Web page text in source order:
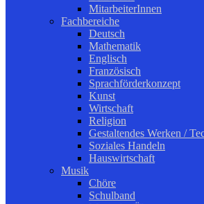
MitarbeiterInnen
Fachbereiche
Deutsch
Mathematik
Englisch
Französisch
Sprachförderkonzept
Kunst
Wirtschaft
Religion
Gestaltendes Werken /
Soziales Handeln
Hauswirtschaft
Musik
Chöre
Schulband